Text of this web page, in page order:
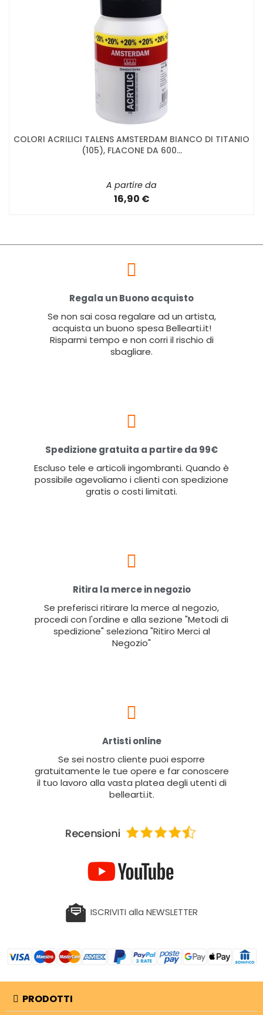
COLORI ACRILICI TALENS AMSTERDAM BIANCO DI TITANIO
(105), FLACONE DA 600...
A partire da
16,90 €
Regala un Buono acquisto
Se non sai cosa regalare ad un artista,
acquista un buono spesa Bellearti.it!
Risparmi tempo e non corri il rischio di
sbagliare.
Spedizione gratuita a partire da 99€
Escluso tele e articoli ingombranti. Quando è
possibile agevoliamo i clienti con spedizione
gratis o costi limitati.
Ritira la merce in negozio
Se preferisci ritirare la merce al negozio,
procedi con l'ordine e alla sezione "Metodi di
spedizione" seleziona "Ritiro Merci al
Negozio"
Artisti online
Se sei nostro cliente puoi esporre
gratuitamente le tue opere e far conoscere
il tuo lavoro alla vasta platea degli utenti di
bellearti.it.
ISCRIVITI alla NEWSLETTER
PRODOTTI